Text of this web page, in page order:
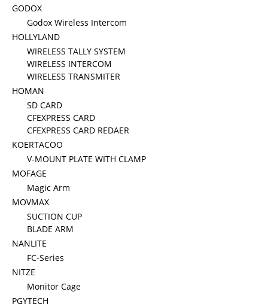
GODOX
Godox Wireless Intercom
HOLLYLAND
WIRELESS TALLY SYSTEM
WIRELESS INTERCOM
WIRELESS TRANSMITER
HOMAN
SD CARD
CFEXPRESS CARD
CFEXPRESS CARD REDAER
KOERTACOO
V-MOUNT PLATE WITH CLAMP
MOFAGE
Magic Arm
MOVMAX
SUCTION CUP
BLADE ARM
NANLITE
FC-Series
NITZE
Monitor Cage
PGYTECH